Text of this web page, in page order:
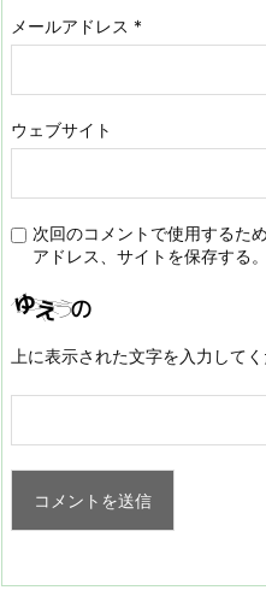
メールアドレス *
ウェブサイト
次回のコメントで使用するた
アドレス、サイトを保存する。
上に表示された文字を入力してく